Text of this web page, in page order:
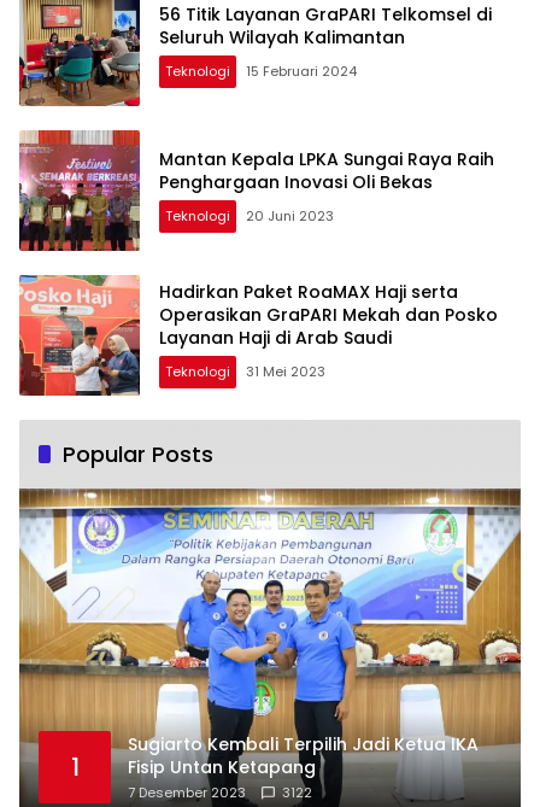
56 Titik Layanan GraPARI Telkomsel di
Seluruh Wilayah Kalimantan
Teknologi 15 Februari 2024
Mantan Kepala LPKA Sungai Raya Raih
Penghargaan Inovasi Oli Bekas
Teknologi 20 Juni 2023
Hadirkan Paket RoaMAX Haji serta
Operasikan GraPARI Mekah dan Posko
Layanan Haji di Arab Saudi
Teknologi 31 Mei 2023
Popular Posts
1
Sugiarto Kembali Terpilih Jadi Ketua IKA
Fisip Untan Ketapang
7 Desember 2023 3122